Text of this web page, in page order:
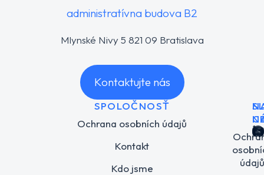
administratívna budova B2
Mlynské Nivy 5 821 09 Bratislava
Kontaktujte nás
SPOLOČNOSŤ
Ochrana osobních údajů
Kontakt
Kdo jsme
údajů